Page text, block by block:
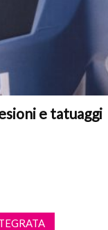
e tatuaggi